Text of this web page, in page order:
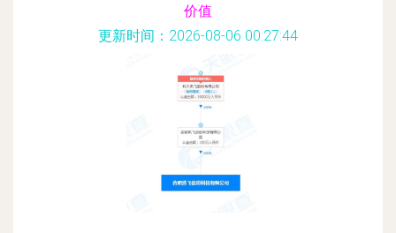
价值
更新时间：2026-08-06 00:27:44